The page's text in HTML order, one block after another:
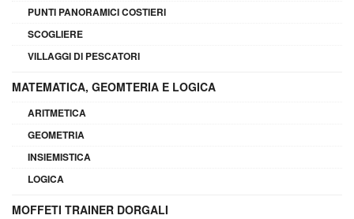
PUNTI PANORAMICI COSTIERI
SCOGLIERE
VILLAGGI DI PESCATORI
MATEMATICA, GEOMTERIA E LOGICA
ARITMETICA
GEOMETRIA
INSIEMISTICA
LOGICA
MOFFETI TRAINER DORGALI